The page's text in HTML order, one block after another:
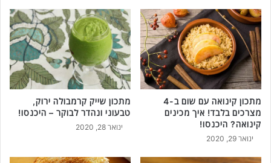
מתכון קינואה עם שום ב-4
מצרכים בלבד! איך מכינים
קינואה? היכנסו!
ינואר 29, 2020
מתכון שייק קרמבולה ירוק,
טבעוני ונהדר לבוקר – היכנסו!
ינואר 28, 2020